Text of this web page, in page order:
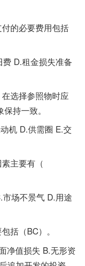
的必要费用包括
D.租金损失准备
选择参照物时应
持一致。
机 D.供需圈 E.交
主要有（
场不景气 D.用途
括（BC）。
值损失 B.无形资